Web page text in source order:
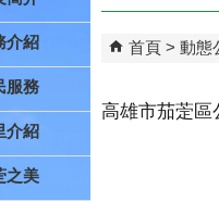
介紹
服務
介紹
之美
首頁 動態
高雄市茄萣